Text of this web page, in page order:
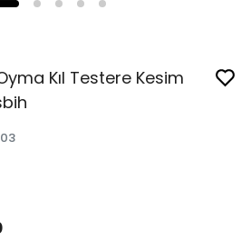
Kıl Testere Kesim